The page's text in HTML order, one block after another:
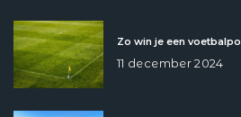
Zo win je een
11 december 2024